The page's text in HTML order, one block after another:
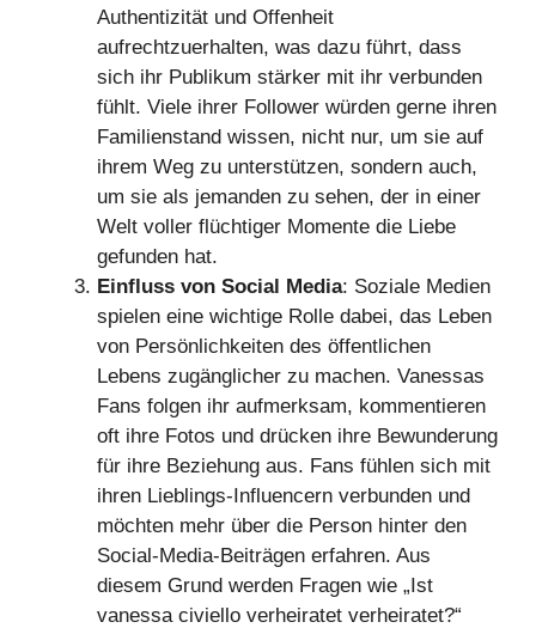
Authentizität und Offenheit
aufrechtzuerhalten, was dazu führt, dass
sich ihr Publikum stärker mit ihr verbunden
fühlt. Viele ihrer Follower würden gerne ihren
Familienstand wissen, nicht nur, um sie auf
ihrem Weg zu unterstützen, sondern auch,
um sie als jemanden zu sehen, der in einer
Welt voller flüchtiger Momente die Liebe
gefunden hat.
Einfluss von Social Media: Soziale Medien
spielen eine wichtige Rolle dabei, das Leben
von Persönlichkeiten des öffentlichen
Lebens zugänglicher zu machen. Vanessas
Fans folgen ihr aufmerksam, kommentieren
oft ihre Fotos und drücken ihre Bewunderung
für ihre Beziehung aus. Fans fühlen sich mit
ihren Lieblings-Influencern verbunden und
möchten mehr über die Person hinter den
Social-Media-Beiträgen erfahren. Aus
diesem Grund werden Fragen wie „Ist
vanessa civiello verheiratet verheiratet?“